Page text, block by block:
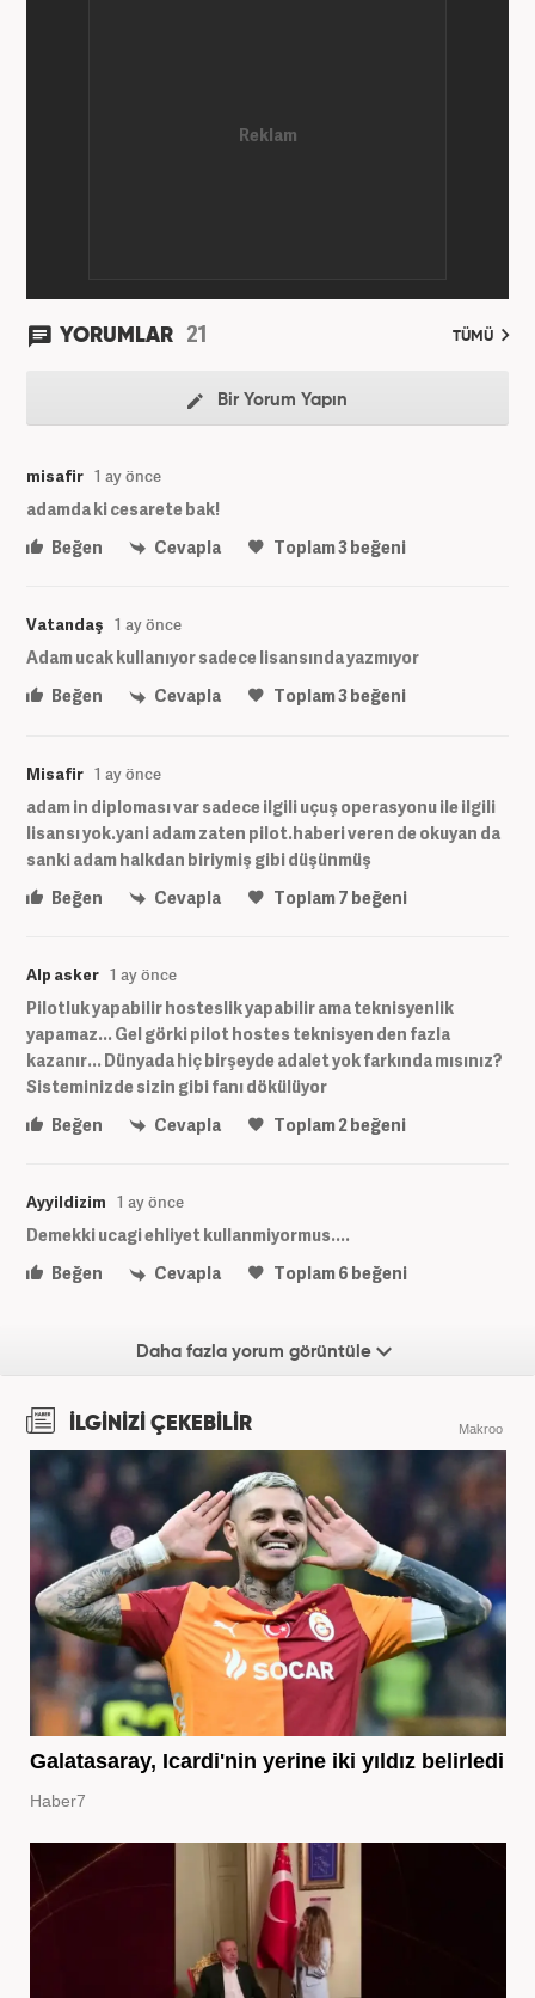
YORUMLAR 21 TÜMÜ
Bir Yorum Yapın
misafir 1 ay önce
adamda ki cesarete bak!
Beğen
Cevapla Toplam3beğeni
Vatandaş 1 ay önce
Adam ucak kullanıyor sadece lisansında yazmıyor
Beğen
Cevapla Toplam3beğeni
Misafir 1 ay önce
adam in diploması var sadece ilgili uçuş operasyonu ile ilgili
lisansı yok.yani adam zaten pilot.haberi veren de okuyan da
sanki adam halkdan biriymiş gibi düşünmüş
Beğen
Cevapla Toplam7 beğeni
Alp asker 1 ay önce
Pilotluk yapabilir hosteslik yapabilir ama teknisyenlik
yapamaz... Gel görki pilot hostes teknisyen den fazla
kazanır... Dünyada hiç birşeyde adalet yok farkında mısınız?
Sisteminizde sizin gibi fanı dökülüyor
Beğen
Cevapla Toplam2beğeni
Ayyildizim 1 ay önce
Demekki ucagi ehliyet kullanmiyormus....
Beğen
Cevapla Toplam6 beğeni
Daha fazla yorum görüntüle
İLGİNİZİ ÇEKEBİLİR Makroo
Galatasaray, Icardi'nin yerine iki yıldız belirledi
Haber7